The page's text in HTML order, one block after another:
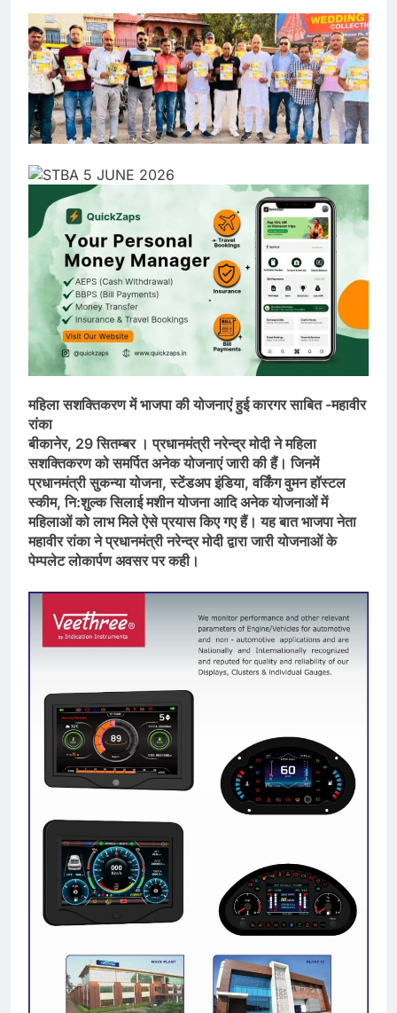
महिला सशक्तिकरण में भाजपा की योजनाएं हुई कारगर साबित -महावीर
रांका
बीकानेर, 29 सितम्बर । प्रधानमंत्री नरेन्द्र मोदी ने महिला
सशक्तिकरण को समर्पित अनेक योजनाएं जारी की हैं। जिनमें
प्रधानमंत्री सुकन्या योजना, स्टेंडअप इंडिया, वर्किंग वुमन हॉस्टल
स्कीम, नि:शुल्क सिलाई मशीन योजना आदि अनेक योजनाओं में
महिलाओं को लाभ मिले ऐसे प्रयास किए गए हैं। यह बात भाजपा नेता
महावीर रांका ने प्रधानमंत्री नरेन्द्र मोदी द्वारा जारी योजनाओं के
पेम्पलेट लोकार्पण अवसर पर कही।